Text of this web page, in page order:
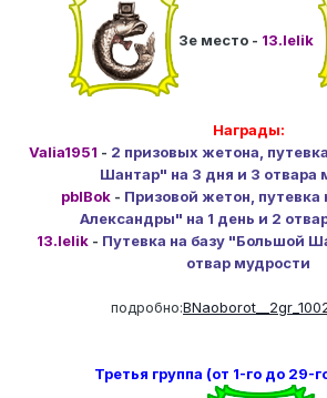
3е место - 13.lelik
Награды:
Valia1951 - 2 призовых жетона,
Шантар" на 3 дня и 3 отвара
pblBok- Призовой жетон, путевка
Александры" на 1 день и 2
13.lelik- Путевка на базу "Большой
отвар мудрости
подробно:
Третья группа (от 1-го до 29-